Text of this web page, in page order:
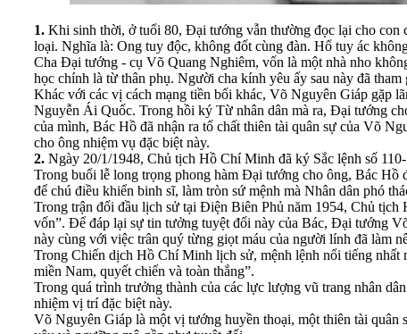
1. Khi sinh thời, ở tuổi 80, Đại tướng vẫn thường đọc lại cho con
loại. Nghĩa là: Ong tuy độc, không đốt cùng đàn. Hổ tuy ác
Cha Đại tướng - cụ Võ Quang Nghiêm, vốn là một nhà nho
học chính là từ thân phụ. Người cha kính yêu ấy sau này đã
Khác với các vị cách mạng tiền bối khác, Võ Nguyên Giáp gặp
Nguyễn Ái Quốc. Trong hồi ký Từ nhân dân mà ra, Đại tướng
của mình, Bác Hồ đã nhận ra tố chất thiên tài quân sự của Võ
cho ông nhiệm vụ đặc biệt này.
2. Ngày 20/1/1948, Chủ tịch Hồ Chí Minh đã ký Sắc lệnh số
Trong buổi lễ long trọng phong hàm Đại tướng cho ông, Bác
để chú điều khiển binh sĩ, làm tròn sứ mệnh mà Nhân dân phó
Trong trận đối đầu lịch sử tại Điện Biên Phủ năm 1954, Chủ
vốn”. Để đáp lại sự tin tưởng tuyệt đối này của Bác, Đại tướng
này cùng với việc trân quý từng giọt máu của người lính đã làm
Trong Chiến dịch Hồ Chí Minh lịch sử, mệnh lệnh nổi tiếng nhất
miền Nam, quyết chiến và toàn thắng”.
Trong quá trình trưởng thành của các lực lượng vũ trang nhân
nhiệm vị trí đặc biệt này.
Võ Nguyên Giáp là một vị tướng huyền thoại, một thiên tài